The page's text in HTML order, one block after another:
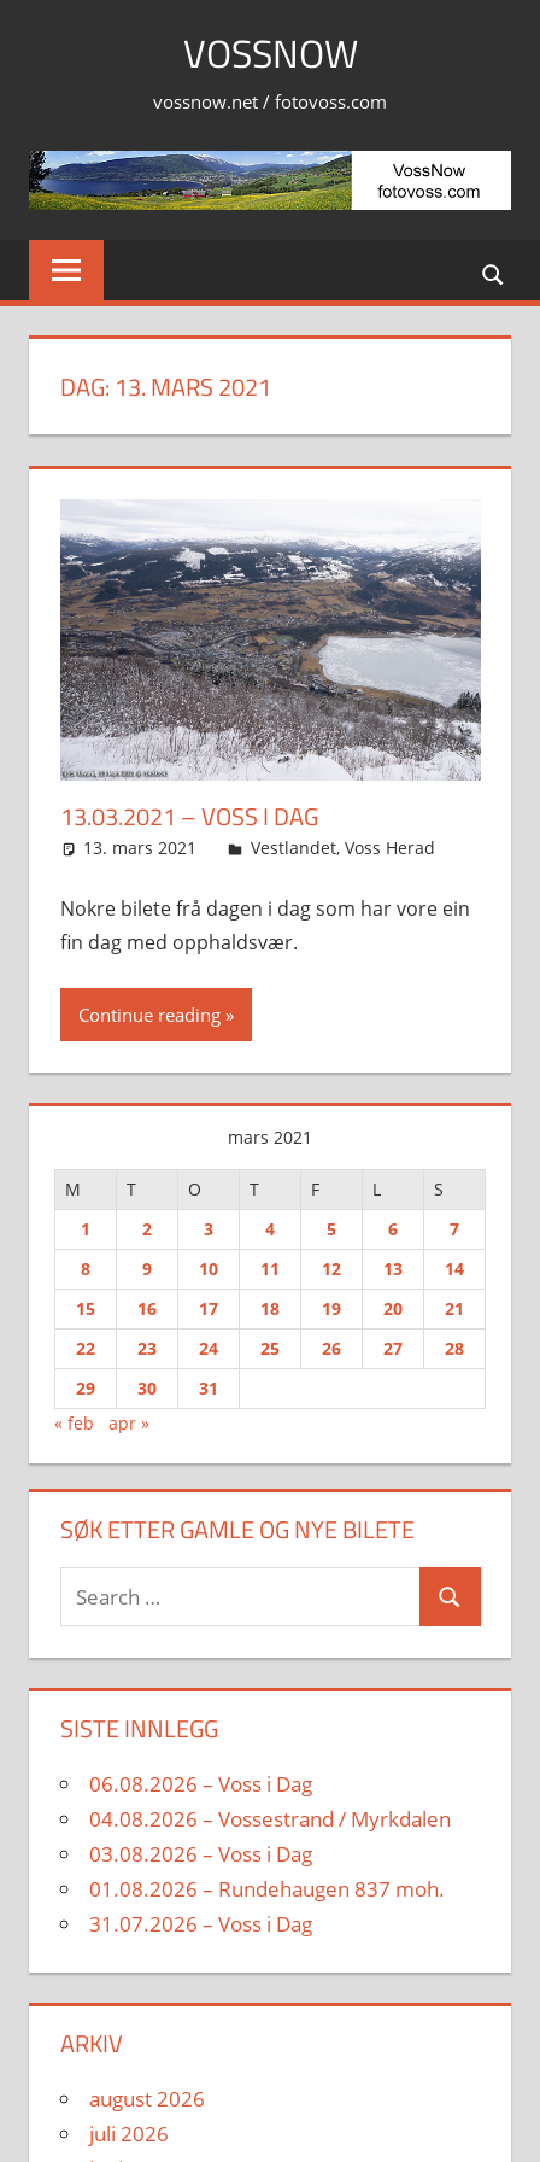
VOSSNOW
vossnow.net / fotovoss.com
DAG: 13. MARS 2021
13.03.2021 – VOSS I DAG
13. mars 2021 Svein
Vestlandet, Voss Herad
Nokre bilete frå dagen i dag som har vore ein
fin dag med opphaldsvær.
Continue reading
mars 2021
M T O T F L
S
1
2 3 4 5 6
7
8
9 10 11 12 13
14
15
16 17 18 19 20
21
22
23 24 25 26 27
28
29
30
31
« feb
apr »
SØK ETTER GAMLE OG NYE BILETE
Search
for:
Search
SISTE INNLEGG
06.08.2026 – Voss i Dag
04.08.2026 – Vossestrand / Myrkdalen
03.08.2026 – Voss i Dag
01.08.2026 – Rundehaugen 837 moh.
31.07.2026 – Voss i Dag
ARKIV
august 2026
juli 2026